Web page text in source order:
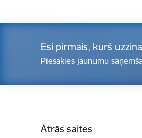
Esi pirmais, kurš
Piesakies jaunumu
Ātrās saites